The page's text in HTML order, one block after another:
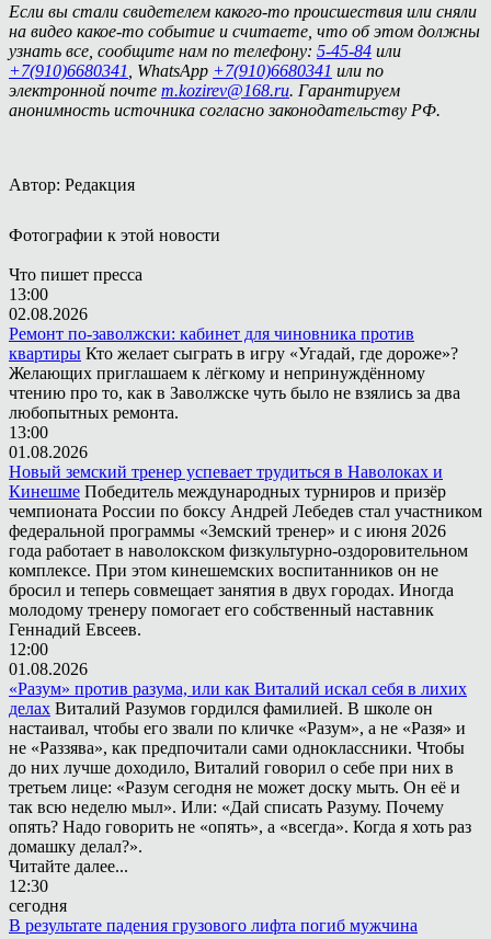
Если вы стали свидетелем какого-то происшествия или сняли
на видео какое-то событие и считаете, что об этом должны
узнать все, сообщите нам по телефону: 5-45-84 или
+7(910)6680341
, WhatsApp +7(910)6680341 или по
электронной почте m.kozirev@168.ru. Гарантируем
анонимность источника согласно законодательству РФ.
Автор: Редакция
Фотографии к этой новости
Что пишет пресса
13:00
02.08.2026
Ремонт по-заволжски: кабинет для чиновника против
квартиры Кто желает сыграть в игру «Угадай, где дороже»?
Желающих приглашаем к лёгкому и непринуждённому
чтению про то, как в Заволжске чуть было не взялись за два
любопытных ремонта.
13:00
01.08.2026
Новый земский тренер успевает трудиться в Наволоках и
Кинешме Победитель международных турниров и призёр
чемпионата России по боксу Андрей Лебедев стал участником
федеральной программы «Земский тренер» и с июня 2026
года работает в наволокском физкультурно-оздоровительном
комплексе. При этом кинешемских воспитанников он не
бросил и теперь совмещает занятия в двух городах. Иногда
молодому тренеру помогает его собственный наставник
Геннадий Евсеев.
12:00
01.08.2026
«Разум» против разума, или как Виталий искал себя в лихих
делах Виталий Разумов гордился фамилией. В школе он
настаивал, чтобы его звали по кличке «Разум», а не «Разя» и
не «Раззява», как предпочитали сами одноклассники. Чтобы
до них лучше доходило, Виталий говорил о себе при них в
третьем лице: «Разум сегодня не может доску мыть. Он её и
так всю неделю мыл». Или: «Дай списать Разуму. Почему
опять? Надо говорить не «опять», а «всегда». Когда я хоть раз
домашку делал?».
Читайте далее...
12:30
сегодня
В результате падения грузового лифта погиб мужчина